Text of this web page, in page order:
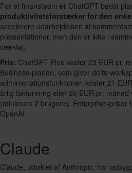
For et finansteam er ChatGPT bedst
produktivitetsforstærker for den
accelerere udarbejdelsen af
præsentationer, men den er ikke i
værktøj.
Pris: ChatGPT Plus koster 23 EUR pr.
Business-planen, som giver delte
administrationsfunktioner, koster 21
årlig fakturering eller 26 EUR pr.
(minimum 2 brugere). Enterprise-priser
OpenAI.
Claude
Claude, udviklet af Anthropic, har